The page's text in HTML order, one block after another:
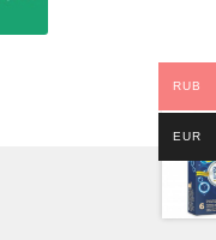
RUB
EUR